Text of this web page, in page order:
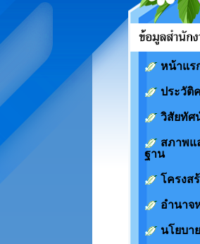
หน้าแร
ประวัติ
วิสัยทัศ
สภาพแ
ฐาน
โครงส
อำนาจ
นโยบา